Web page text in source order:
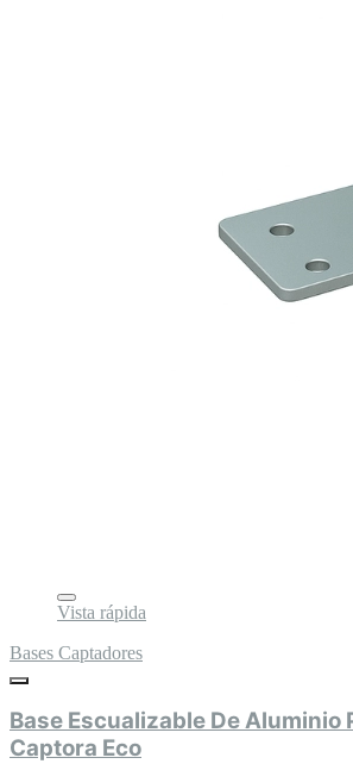
Vista rápida
Bases Captadores
Base Escualizable De Aluminio
Captora Eco